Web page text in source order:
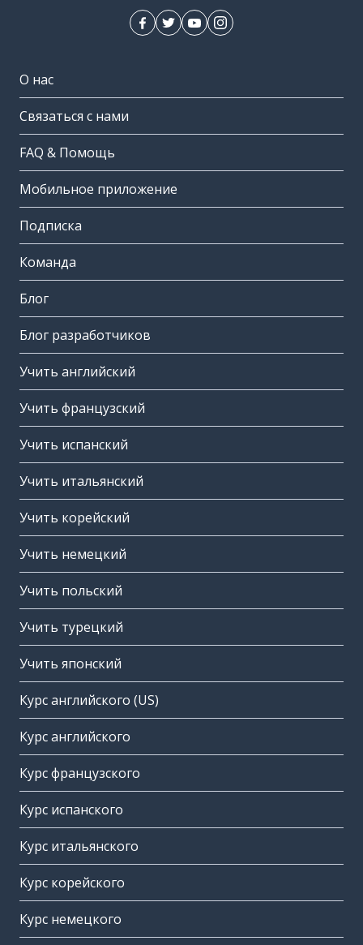
О нас
Связаться с нами
FAQ & Помощь
Мобильное приложение
Подписка
Команда
Блог
Блог разработчиков
Учить английский
Учить французский
Учить испанский
Учить итальянский
Учить корейский
Учить немецкий
Учить польский
Учить турецкий
Учить японский
Курс английского (US)
Курс английского
Курс французского
Курс испанского
Курс итальянского
Курс корейского
Курс немецкого